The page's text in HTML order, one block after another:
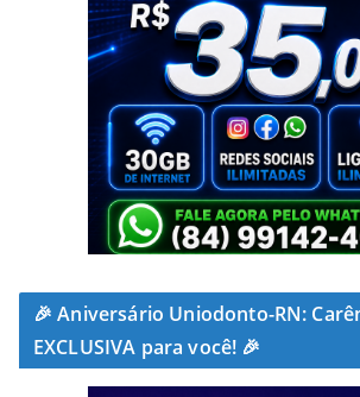
🎉 Aniversário Uniodonto-RN:
EXCLUSIVA para você! 🎉